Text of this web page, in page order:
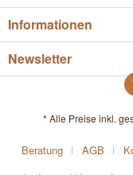
Informationen
Newsletter
* Alle Preise inkl.
Beratung AGB